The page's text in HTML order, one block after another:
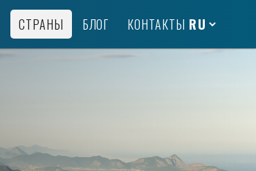
СТРАНЫ БЛОГ КОНТАКТЫ